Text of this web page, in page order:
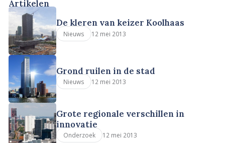
Artikelen
De kleren van keizer Koolhaas
Nieuws 12 mei 2013
Grond ruilen in de stad
Nieuws 12 mei 2013
Grote regionale verschillen in
innovatie
Onderzoek 12 mei 2013